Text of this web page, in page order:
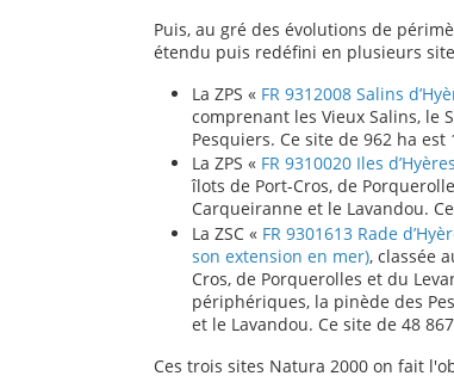
Puis, au gré des évolutions de
étendu puis redéfini en plusieurs
La ZPS « FR 9312008 Salins
comprenant les Vieux Salins, le
Pesquiers. Ce site de 962 ha est
La ZPS « FR 9310020 Iles d’Hyères
îlots de Port-Cros, de
Carqueiranne et le Lavandou.
La ZSC « FR 9301613 Rade
son extension en mer), classée
Cros, de Porquerolles et du
périphériques, la pinède des
et le Lavandou. Ce site de 48
Ces trois sites Natura 2000 on fait